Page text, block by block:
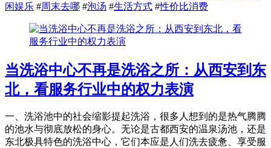
闲娱乐 #周末去哪 #泡汤 #生活方式 #性价比消费
当洗浴中心不再是洗浴之所：从西安到东
北，看服务行业中的权力表演
一、洗浴池中的社会缩影提起洗浴，很多人想到的是热气腾腾
的池水与彻底放松的身心。无论是古都西安的温泉汤池，还是
东北极具特色的洗浴中心，它们本应是人们洗去疲惫、享受服